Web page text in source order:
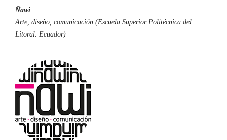
Ñawi.
Arte, diseño, comunicación (Escuela Superior Politécnica del
Litoral. Ecuador)